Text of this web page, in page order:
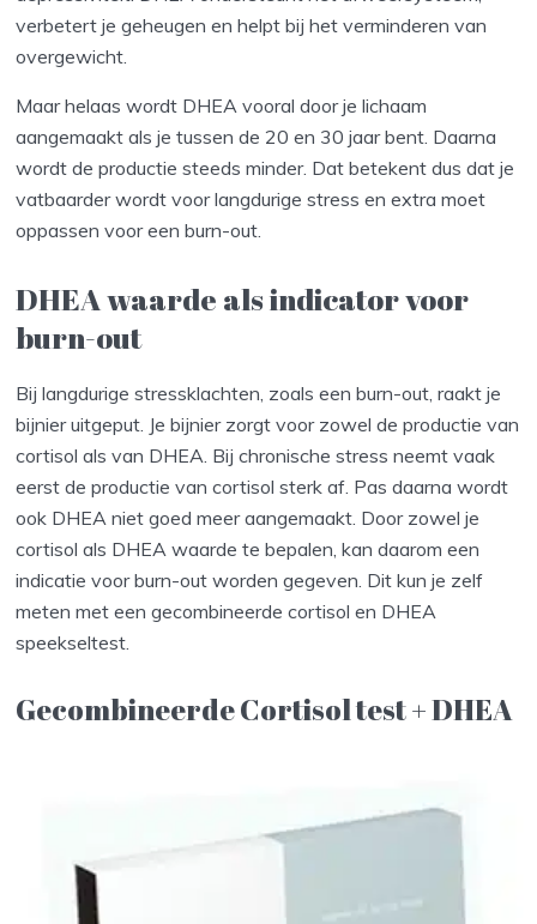
verbetert je geheugen en helpt bij het verminderen van
overgewicht.
Maar helaas wordt DHEA vooral door je lichaam
aangemaakt als je tussen de 20 en 30 jaar bent. Daarna
wordt de productie steeds minder. Dat betekent dus dat je
vatbaarder wordt voor langdurige stress en extra moet
oppassen voor een burn-out.
DHEA waarde als indicator voor
burn-out
Bij langdurige stressklachten, zoals een burn-out, raakt je
bijnier uitgeput. Je bijnier zorgt voor zowel de productie van
cortisol als van DHEA. Bij chronische stress neemt vaak
eerst de productie van cortisol sterk af. Pas daarna wordt
ook DHEA niet goed meer aangemaakt. Door zowel je
cortisol als DHEA waarde te bepalen, kan daarom een
indicatie voor burn-out worden gegeven. Dit kun je zelf
meten met een gecombineerde cortisol en DHEA
speekseltest.
Gecombineerde Cortisol test + DHEA